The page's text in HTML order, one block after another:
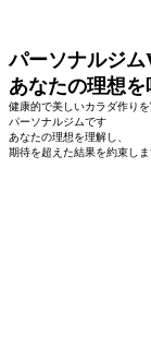
パーソナルジ
あなたの理想を
健康的で美しいカラダ作り
パーソナルジムです
あなたの理想を理解し、
期待を超えた結果を約束しま